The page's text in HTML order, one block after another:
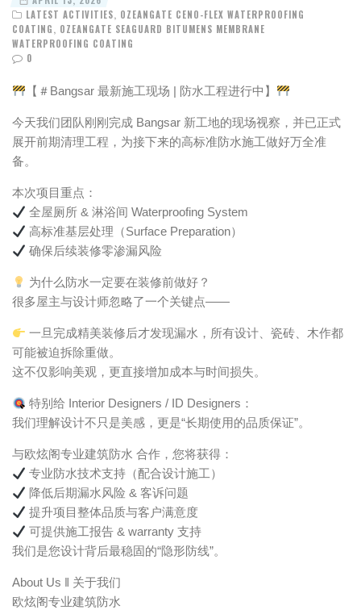
LATEST ACTIVITIES, OZEANGATE CENO-FLEX WATERPROOFING
COATING, OZEANGATE SEAGUARD BITUMENS MEMBRANE
WATERPROOFING COATING
0
【＃Bangsar 最新施工现场 | 防水工程进行中】
今天我们团队刚刚完成 Bangsar 新工地的现场视察，并已正式
展开前期清理工程，为接下来的高标准防水施工做好万全准
备。
本次项目重点：
全屋厕所 & 淋浴间 Waterproofing System
高标准基层处理（Surface Preparation）
确保后续装修零渗漏风险
为什么防水一定要在装修前做好？
很多屋主与设计师忽略了一个关键点——
一旦完成精美装修后才发现漏水，所有设计、瓷砖、木作都
可能被迫拆除重做。
这不仅影响美观，更直接增加成本与时间损失。
特别给 Interior Designers / ID Designers：
我们理解设计不只是美感，更是“长期使用的品质保证”。
与欧炫阁专业建筑防水 合作，您将获得：
专业防水技术支持（配合设计施工）
降低后期漏水风险 & 客诉问题
提升项目整体品质与客户满意度
可提供施工报告 & warranty 支持
我们是您设计背后最稳固的“隐形防线”。
About Us ‖ 关于我们
欧炫阁专业建筑防水